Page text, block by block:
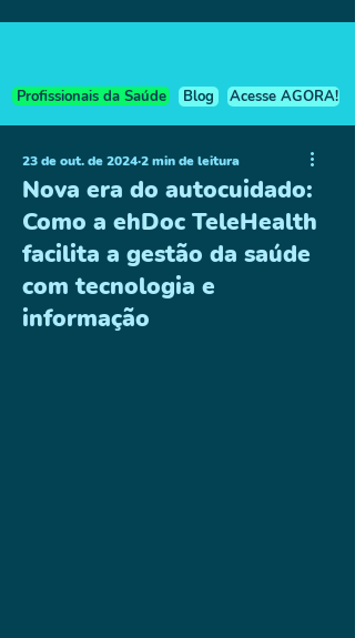
Profissionais da Saúde Blog Acesse AGORA!
Nova era do autocuidado:
Como a ehDoc TeleHealth
facilita a gestão da saúde
com tecnologia e
informação
23 de out. de 20242 min de leitura